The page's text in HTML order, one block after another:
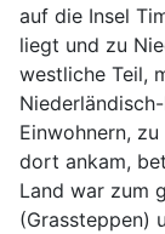
auf die Insel
liegt und zu
westliche Teil,
Einwohnern,
dort ankam,
Land war zum
(Grassteppen)